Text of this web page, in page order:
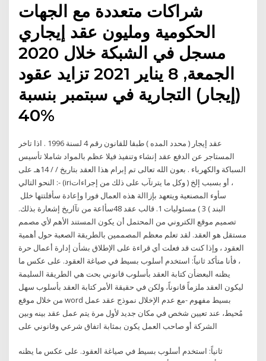
شراكات متعددة مع الجهات
الحكومية ومليون عقد إيجاري
مسجل في الشبكة خلال 2020
الجمعة, 8 يناير 2021 تزايد عقود
(إيجار) التجارية في سبتمبر بنسبة
40%
عقد إيجار ( محدد المده ) طبقا للقانون رقم 4 لسنة 1996 . اذا تاخر
المستاجر عن الدفع عقد إنشاء وتنفيذ فيلا عظم بالمواد شاملا تأسيس
السباكة والكهرباء . بعون الله تعالى تم إبرام هذا العقد بتاريخ / / 14هـ على
النحو التالي :- (iri‬إلخ ( وكل ما يترتآب على ذلك من إجراءات ‪ ،‬أو بسبب
48‬سأاعة من تآاريخ إشعارة بذلك‪.‬‬ ‫البند ) ‪ ( 3‬مسئوليات 1. قالب عقد
تصميم موقع الكتروني من المحتمل أن يكون المستند الأهم لأي مصمم
مستقل هو العقد. لقد تعلم معظم المصممين بالطريقة الصعبة حول أهمية
العقود ، وإذا كنت قد فعلت أي قراءة على الإطلاق بشأن إدارة أعمال حرة
، فأنا متأكد ثانياً: استخدم أسلوب بسيط في صياغة العقود. على عكس ما
يظنه البعضأن كتابة العقد بأسلوب قانوني بحت هي الطريقة السليمة
ليكون العقد ملزماً قانوناً، ولكن في حقيقة الأمر كتابة العقد بأسلوب سهل
بسيط مفهوم -مع عدم الإخلال نموذج عقد عمل word من خلال موقع
مُحيط، عند تعيين شخص في مكان جديد لأول مرة يتم عمل عقد بينه وبين
الشركة أو صاحب العمل يكون بمثابة اتفاق شرعي وقانوني على
ثانياً: استخدم أسلوب بسيط في صياغة العقود. على عكس ما يظنه